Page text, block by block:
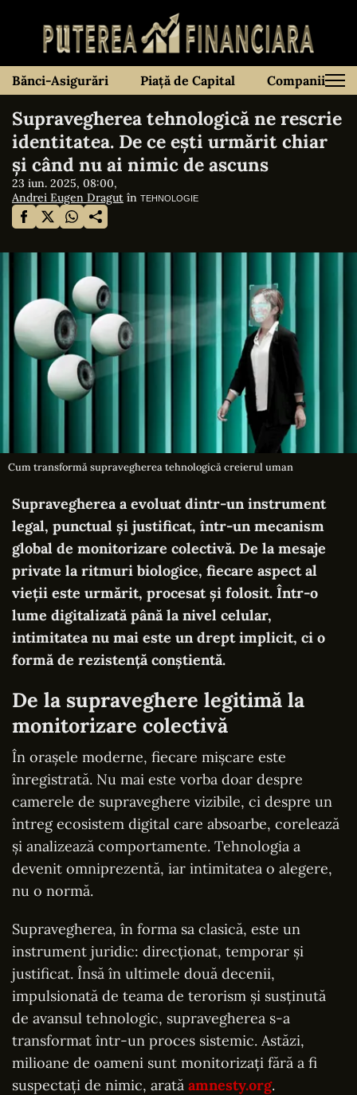
Bănci-Asigurări Piață de Capital Companii
Supravegherea tehnologică ne rescrie
identitatea. De ce ești urmărit chiar
și când nu ai nimic de ascuns
23 iun. 2025, 08:00,
Andrei Eugen Dragut în TEHNOLOGIE
Cum transformă supravegherea tehnologică creierul uman
Supravegherea a evoluat dintr-un instrument
legal, punctual și justificat, într-un mecanism
global de monitorizare colectivă. De la mesaje
private la ritmuri biologice, fiecare aspect al
vieții este urmărit, procesat și folosit. Într-o
lume digitalizată până la nivel celular,
intimitatea nu mai este un drept implicit, ci o
formă de rezistență conștientă.
De la supraveghere legitimă la
monitorizare colectivă
În orașele moderne, fiecare mișcare este
înregistrată. Nu mai este vorba doar despre
camerele de supraveghere vizibile, ci despre un
întreg ecosistem digital care absoarbe, corelează
și analizează comportamente. Tehnologia a
devenit omniprezentă, iar intimitatea o alegere,
nu o normă.
Supravegherea, în forma sa clasică, este un
instrument juridic: direcționat, temporar și
justificat. Însă în ultimele două decenii,
impulsionată de teama de terorism și susținută
de avansul tehnologic, supravegherea s-a
transformat într-un proces sistemic. Astăzi,
milioane de oameni sunt monitorizați fără a fi
suspectați de nimic, arată amnesty.org.